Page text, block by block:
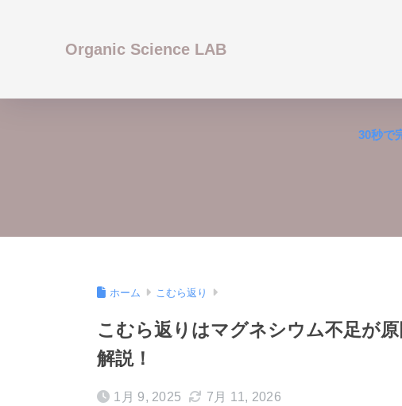
Organic Science LAB
30秒で
ホーム こむら返り
こむら返りはマグネシウム不足が
解説！
1月 9, 2025 7月 11, 2026